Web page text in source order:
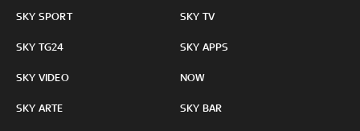
SKY SPORT
SKY TG24
SKY VIDEO
SKY ARTE
SKY TV
SKY APPS
NOW
SKY BAR